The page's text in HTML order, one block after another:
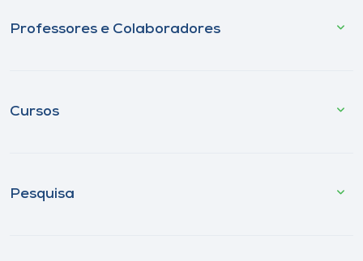
Professores e Colaboradores
Cursos
Pesquisa